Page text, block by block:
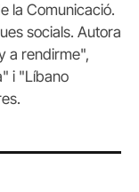
la Comunicació.
socials. Autora
a rendirme",
i "Líbano